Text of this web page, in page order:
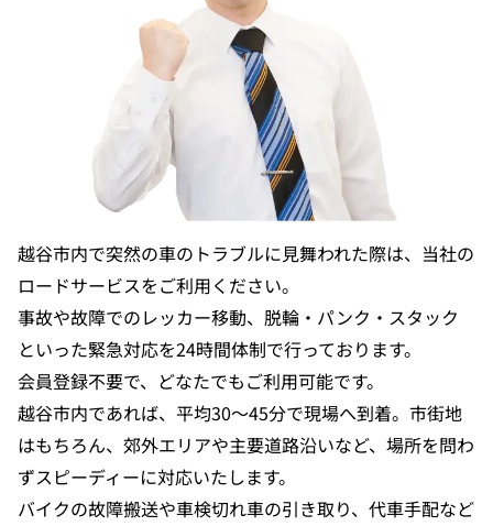
越谷市内で突然の車のトラブルに見舞われた際は、当社の
ロードサービスをご利用ください。
事故や故障でのレッカー移動、脱輪・パンク・スタック
といった緊急対応を24時間体制で行っております。
会員登録不要で、どなたでもご利用可能です。
越谷市内であれば、平均30〜45分で現場へ到着。市街地
はもちろん、郊外エリアや主要道路沿いなど、場所を問わ
ずスピーディーに対応いたします。
バイクの故障搬送や車検切れ車の引き取り、代車手配など